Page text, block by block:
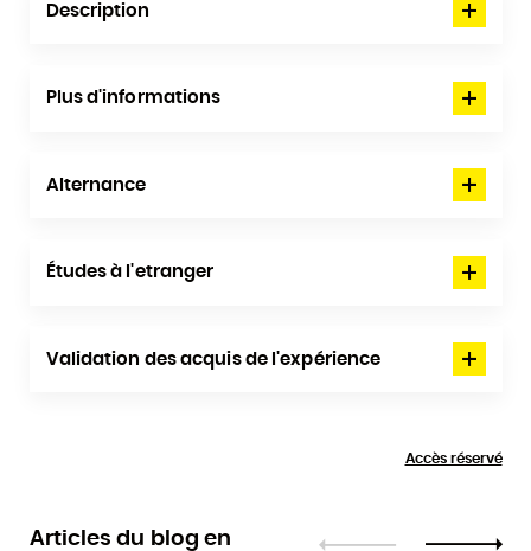
Description
Plus d'informations
Alternance
Études à l'etranger
Validation des acquis de l'expérience
Accès réservé
Articles du blog en